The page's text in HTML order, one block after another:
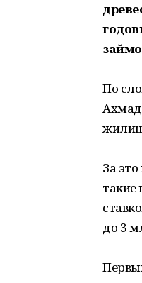
По
За
такие
до 3